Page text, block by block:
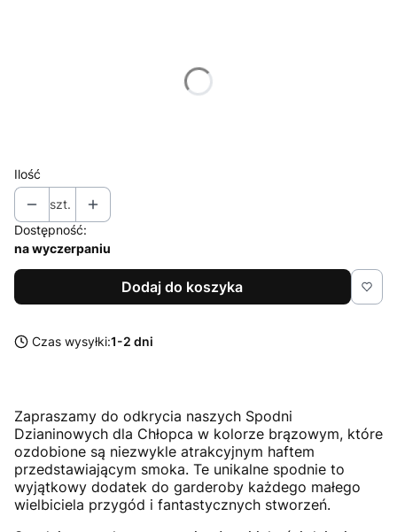
Ilość
szt.
Dostępność:
na wyczerpaniu
Dodaj do koszyka
Czas wysyłki:1-2 dni
Zapraszamy do odkrycia naszych Spodni
Dzianinowych dla Chłopca w kolorze brązowym, które
ozdobione są niezwykle atrakcyjnym haftem
przedstawiającym smoka. Te unikalne spodnie to
wyjątkowy dodatek do garderoby każdego małego
wielbiciela przygód i fantastycznych stworzeń.